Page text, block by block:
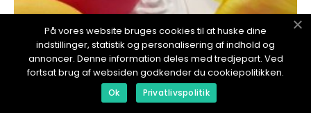
redaktionel
På vores website bruges cookies til at huske dine
indstillinger, statistik og personalisering af indhold og
annoncer. Denne information deles med tredjepart. Ved
fortsat brug af websiden godkender du cookiepolitikken.
Ok Privatlivspolitik